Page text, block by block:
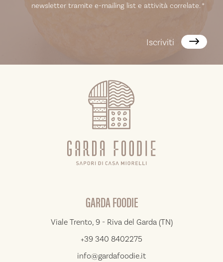
newsletter tramite e-mailing list e attività correlate. *
Iscriviti
GARDA FOODIE
Viale Trento, 9 - Riva del Garda (TN)
+39 340 8402275
info@gardafoodie.it